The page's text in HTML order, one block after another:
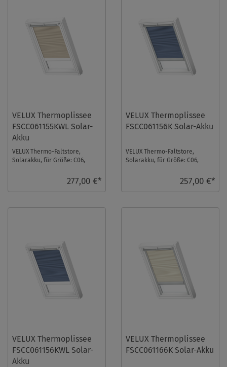
VELUX Thermoplissee
FSCC061155KWL Solar-
Akku
VELUX Thermo-Faltstore,
Solarakku, für Größe: C06,
277,00 €*
VELUX Thermoplissee
FSCC061156K Solar-Akku
VELUX Thermo-Faltstore,
Solarakku, für Größe: C06,
257,00 €*
VELUX Thermoplissee
FSCC061156KWL Solar-
Akku
VELUX Thermoplissee
FSCC061166K Solar-Akku